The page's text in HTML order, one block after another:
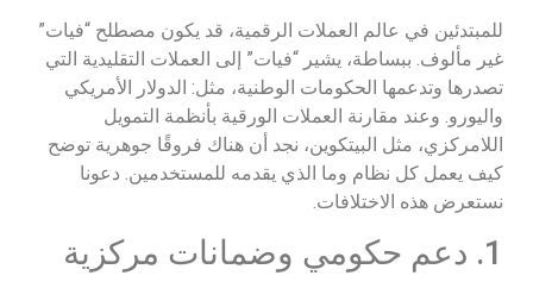
للمبتدئين في عالم العملات الرقمية، قد يكون مصطلح “فيات”
غير مألوف. ببساطة، يشير “فيات” إلى العملات التقليدية التي
تصدرها وتدعمها الحكومات الوطنية، مثل: الدولار الأمريكي
واليورو. وعند مقارنة العملات الورقية بأنظمة التمويل
اللامركزي، مثل البيتكوين، نجد أن هناك فروقًا جوهرية توضح
كيف يعمل كل نظام وما الذي يقدمه للمستخدمين. دعونا
نستعرض هذه الاختلافات.
1. دعم حكومي وضمانات مركزية